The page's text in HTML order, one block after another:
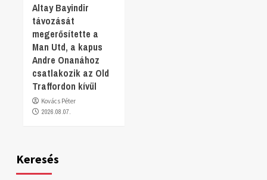
Altay Bayindir
távozását
megerősítette a
Man Utd, a kapus
Andre Onanához
csatlakozik az Old
Traffordon kívül
Kovács Péter
2026.08.07.
Keresés